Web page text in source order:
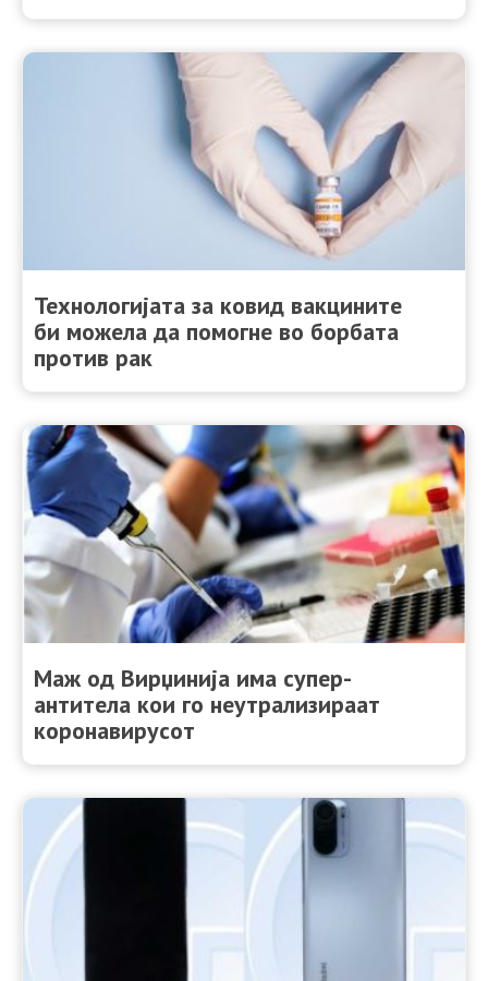
Технологијата за ковид вакцините
би можела да помогне во борбата
против рак
Маж од Вирџинија има супер-
антитела кои го неутрализираат
коронавирусот